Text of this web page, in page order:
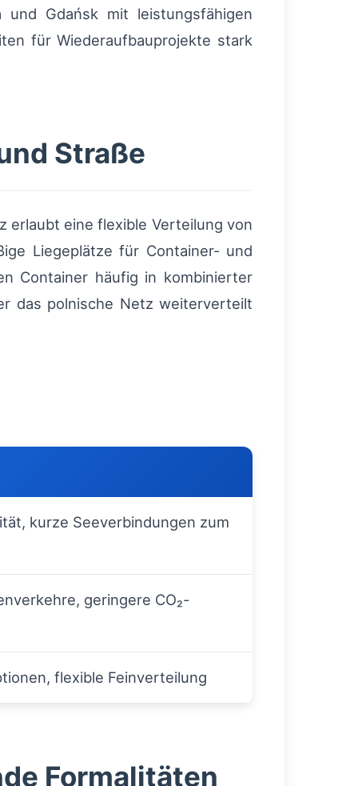
Gdańsk mit leistungsfähigen
für Wiederaufbauprojekte stark
Straße
erlaubt eine flexible Verteilung von
Liegeplätze für Container- und
Container häufig in kombinierter
das polnische Netz weiterverteilt
kurze Seeverbindungen zum
geringere CO₂-
flexible Feinverteilung
Formalitäten